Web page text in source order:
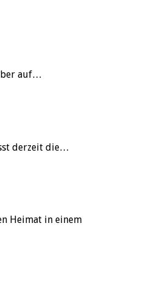
auf…
derzeit die…
Heimat in einem